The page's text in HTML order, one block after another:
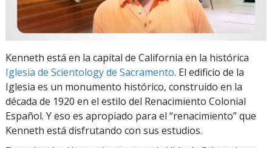
Kenneth está en la capital de California en la histórica
Iglesia de Scientology de Sacramento. El edificio de la
Iglesia es un monumento histórico, construido en la
década de 1920 en el estilo del Renacimiento Colonial
Español. Y eso es apropiado para el “renacimiento” que
Kenneth está disfrutando con sus estudios.